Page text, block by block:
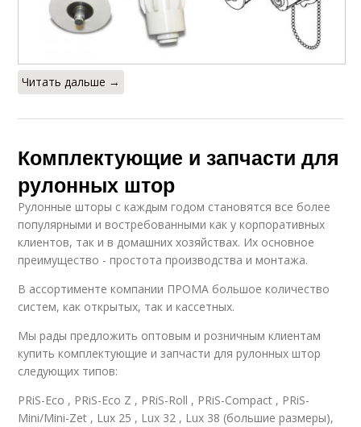
Читать дальше →
Комплектующие и запчасти для
рулонных штор
Рулонные шторы с каждым годом становятся все более
популярными и востребованными как у корпоративных
клиентов, так и в домашних хозяйствах. Их основное
преимущество - простота производства и монтажа.
В ассортименте компании ПРОМА большое количество
систем, как открытых, так и кассетных.
Мы рады предложить оптовым и розничным клиентам
купить комплектующие и запчасти для рулонных штор
следующих типов:
PRiS-Eco , PRiS-Eco Z , PRiS-Roll , PRiS-Compact , PRiS-
Mini/Mini-Zet , Lux 25 , Lux 32 , Lux 38 (большие размеры),